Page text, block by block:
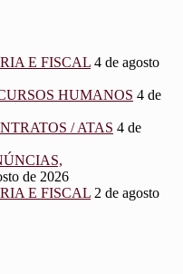
E FISCAL 4 de agosto
HUMANOS 4 de
/ ATAS 4 de
de 2026
E FISCAL 2 de agosto